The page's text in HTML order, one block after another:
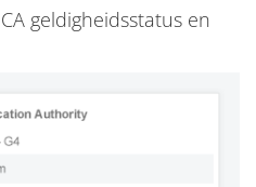
geldigheidsstatus en